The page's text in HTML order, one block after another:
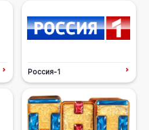
Россия-1